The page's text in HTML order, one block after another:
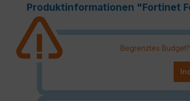
Produktinformationen "Fortinet
Begrenztes